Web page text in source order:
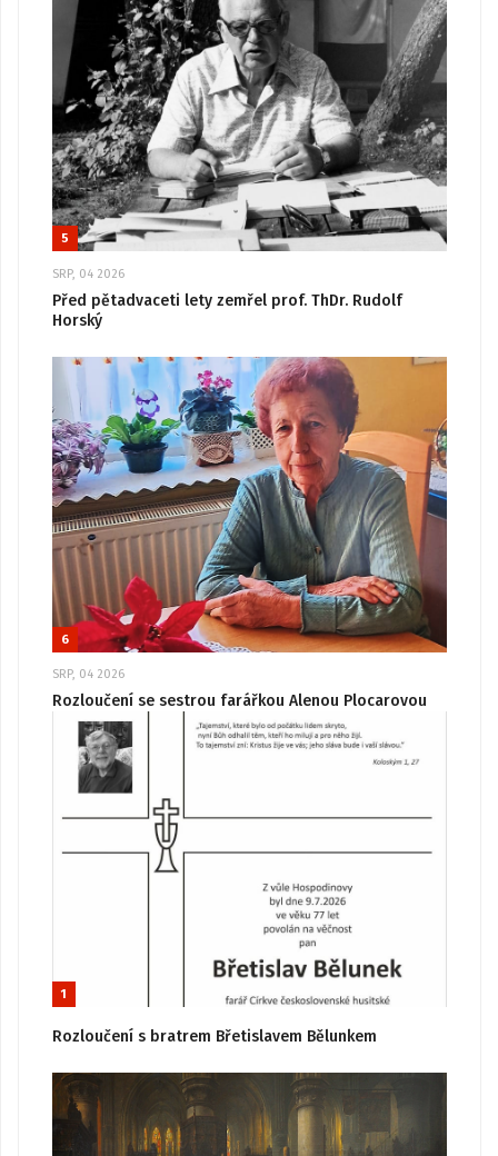
5
SRP, 04 2026
Před pětadvaceti lety zemřel prof. ThDr. Rudolf
Horský
6
SRP, 04 2026
Rozloučení se sestrou farářkou Alenou Plocarovou
1
Rozloučení s bratrem Břetislavem Bělunkem